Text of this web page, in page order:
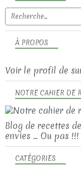
NOTRE CAHIER DE
Blog de recettes
envies ... Ou pas !!!
À PROPOS
Voir le profil de
CATÉGORIES